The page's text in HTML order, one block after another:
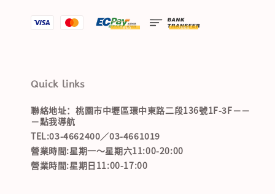
Quick links
聯絡地址：桃園市中壢區環中東路二段136號1F-3F－－
－點我導航
TEL:03-4662400／03-4661019
營業時間:星期一～星期六11:00-20:00
營業時間:星期日11:00-17:00